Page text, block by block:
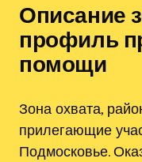
Описание
профиль
помощи
Зона охвата,
прилегающие
Подмосковье.